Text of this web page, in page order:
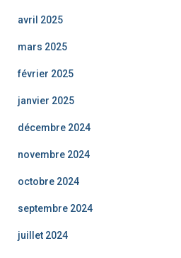
avril 2025
mars 2025
février 2025
janvier 2025
décembre 2024
novembre 2024
octobre 2024
septembre 2024
juillet 2024